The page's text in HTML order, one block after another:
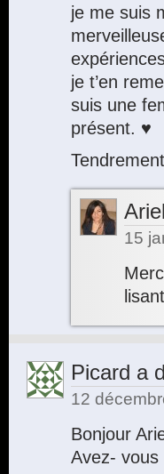
je me suis
je t’en
suis une
présent. ♥
15
Picard a
12
Bonjour
Avez- vous